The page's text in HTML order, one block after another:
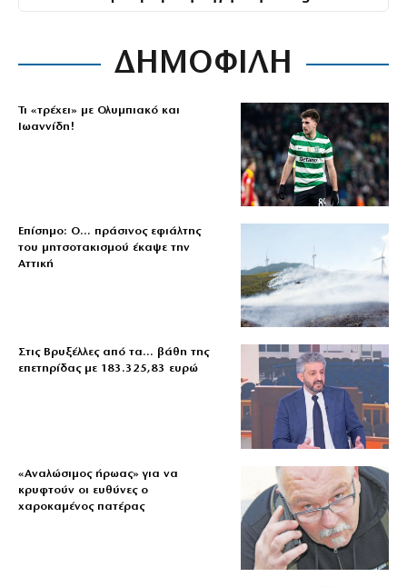
ΔΗΜΟΦΙΛΗ
Τι «τρέχει» με Ολυμπιακό και
Ιωαννίδη!
Επίσημο: Ο… πράσινος εφιάλτης
του μητσοτακισμού έκαψε την
Αττική
Στις Βρυξέλλες από τα… βάθη της
επετηρίδας με 183.325,83 ευρώ
«Aναλώσιμος ήρωας» για να
κρυφτούν οι ευθύνες ο
χαροκαμένος πατέρας